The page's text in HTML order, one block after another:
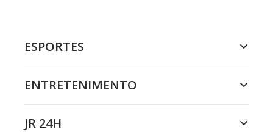
ESPORTES
ENTRETENIMENTO
JR 24H